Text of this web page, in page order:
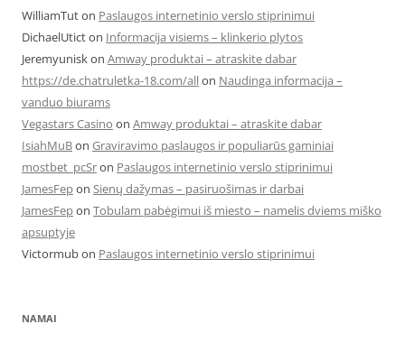
WilliamTuton Paslaugos internetinio verslo stiprinimui
DichaelUticton Informacija visiems – klinkerio plytos
Jeremyuniskon Amway produktai – atraskite dabar
https://de.chatruletka-18.com/allon Naudinga informacija –
vanduo biurams
Vegastars Casino on Amway produktai – atraskite dabar
IsiahMuBon Graviravimo paslaugos ir populiarūs gaminiai
mostbet_pcSron Paslaugos internetinio verslo stiprinimui
JamesFepon Sienų dažymas – pasiruošimas ir darbai
JamesFepon Tobulam pabėgimui iš miesto – namelis dviems miško
apsuptyje
Victormubon Paslaugos internetinio verslo stiprinimui
NAMAI